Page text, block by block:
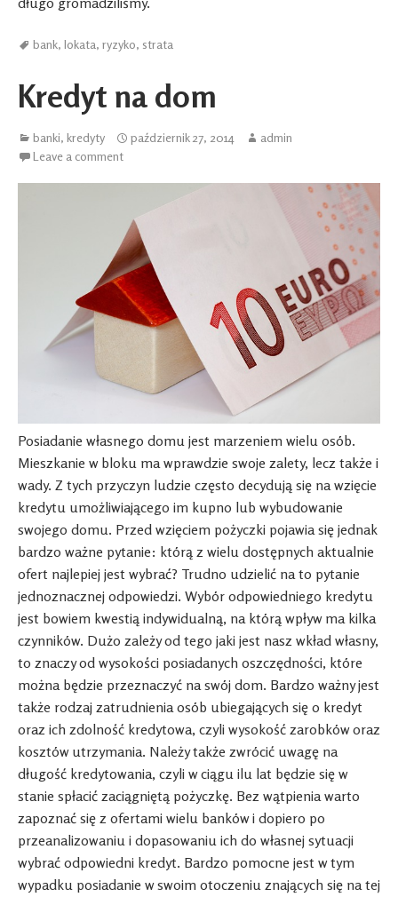
bank, lokata, ryzyko, strata
Kredyt na dom
banki, kredyty październik 27, 2014
admin
Leave a comment
Posiadanie własnego domu jest marzeniem wielu osób.
Mieszkanie w bloku ma wprawdzie swoje zalety, lecz także i
wady. Z tych przyczyn ludzie często decydują się na wzięcie
kredytu umożliwiającego im kupno lub wybudowanie
swojego domu. Przed wzięciem pożyczki pojawia się jednak
bardzo ważne pytanie: którą z wielu dostępnych aktualnie
ofert najlepiej jest wybrać? Trudno udzielić na to pytanie
jednoznacznej odpowiedzi. Wybór odpowiedniego kredytu
jest bowiem kwestią indywidualną, na którą wpływ ma kilka
czynników. Dużo zależy od tego jaki jest nasz wkład własny,
to znaczy od wysokości posiadanych oszczędności, które
można będzie przeznaczyć na swój dom. Bardzo ważny jest
także rodzaj zatrudnienia osób ubiegających się o kredyt
oraz ich zdolność kredytowa, czyli wysokość zarobków oraz
kosztów utrzymania. Należy także zwrócić uwagę na
długość kredytowania, czyli w ciągu ilu lat będzie się w
stanie spłacić zaciągniętą pożyczkę. Bez wątpienia warto
zapoznać się z ofertami wielu banków i dopiero po
przeanalizowaniu i dopasowaniu ich do własnej sytuacji
wybrać odpowiedni kredyt. Bardzo pomocne jest w tym
wypadku posiadanie w swoim otoczeniu znających się na tej